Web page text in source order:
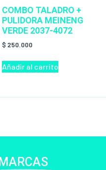
COMBO TALADRO +
PULIDORA MEINENG
VERDE 2037-4072
$ 250.000
Añadir al carrito
MARCAS